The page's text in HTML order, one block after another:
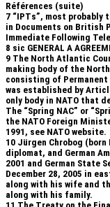
Références (suite)
7 “IPTs”, most probably
in Documents on British
Immediate Following
8 sic GENERAL A
9 The North Atlantic
making body of the
consisting of
was established by
only body in NATO that
The “Spring NAC” or
the NATO Foreign
1991, see NATO website.
10 Jürgen Chrobog (born
diplomat, and German
2001 and German State
December 28, 2005 in
along with his wife and
along with his family.